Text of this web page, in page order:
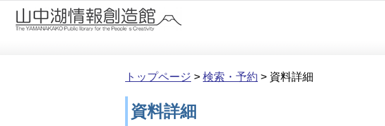
本文へ移動
トップページ > 検索・予約 > 資料詳細
資料詳細